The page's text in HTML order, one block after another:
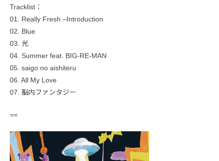
Tracklist：
01. Really Fresh –Introduction
02. Blue
03. 光
04. Summer feat. BIG-RE-MAN
05. saigo no aishiteru
06. All My Love
07. 脳内ファンタジー
==